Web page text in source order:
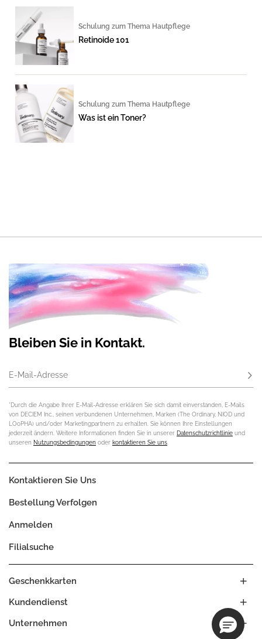
Schulung zum Thema Hautpflege
Retinoide 101
Schulung zum Thema Hautpflege
Was ist ein Toner?
Bleiben Sie in Kontakt.
E-Mail-Adresse
*Durch die Angabe Ihrer E-Mail-Adresse erklären Sie sich damit einverstanden, E-Mails
von DECIEM Inc., seinen verbundenen Unternehmen, Marken (The Ordinary, NIOD und
LOoPHA) und/oder Marketingpartnern zu erhalten. Sie können Ihre Einstellungen
jederzeit ändern. Weitere Informationen finden Sie in unserer Datenschutzrichtlinie und
unseren Nutzungsbedingungen oder kontaktieren Sie uns
Unternehmen
Kundendienst
Geschenkkarten
Kontaktieren Sie Uns
Bestellung Verfolgen
Anmelden
Filialsuche